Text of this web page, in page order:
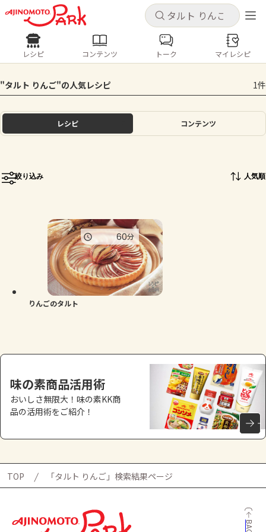
キャンセル
ログインするとレシピを保存できます
ログイン
ホーム
トーク
よくあるお問い合わせ
お買い物
キャンセル
レシピ コンテンツ
人気の食材・レシピ
きゅうり なす トマト
とうもろこし
レシピ コンテンツ トーク マイレシピ
"タルト りんご"の人気レシピ 1件
レシピ コンテンツ
絞り込み 人気順
りんごのタルト
60分
味の素商品活用術
おいしさ無限大！味の素KK商
品の活用術をご紹介！
TOP 「タルト りんご」検索結果ページ